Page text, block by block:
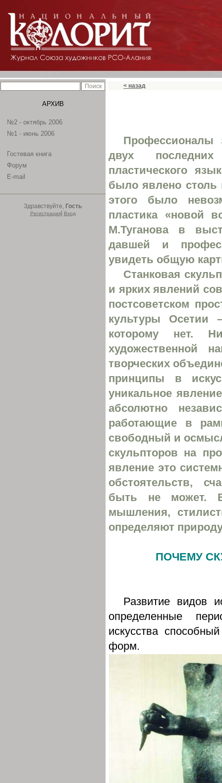
АРХИВ
№2 - октябрь 2006
№1 - июнь 2006
Гостевая книга
Форум
E-mail
Здравствуйте, Гость
Регистрация| Вход
< назад
Профессионалы
двух
пластического
было явлено столь
этого было
пластика «новой
М.Туганова в
давшей и
увидеть общую
Станковая
и ярких явлений
постсоветском
культуры Осетии
которому нет.
художественной
творческих
принципы в
уникальное
абсолютно
работающие в
свободный и
скульпторов на
явление это
обстоятельств,
быть не может.
мышления,
определяют
ПОЧЕМУ
Развитие видов
определенные
искусства
форм.